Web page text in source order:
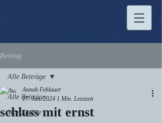
Beitrag
Alle Beiträge
WortZauber
Alle Beiträge
schluss mit ernst
Annah Fehlauer
17. Jan. 2024 1 Min. Lesezeit